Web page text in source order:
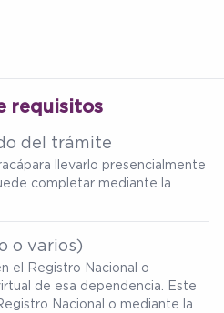
requisitos
del trámite
acápara llevarlo presencialmente
completar mediante la
o varios)
el Registro Nacional o
de esa dependencia. Este
Nacional o mediante la